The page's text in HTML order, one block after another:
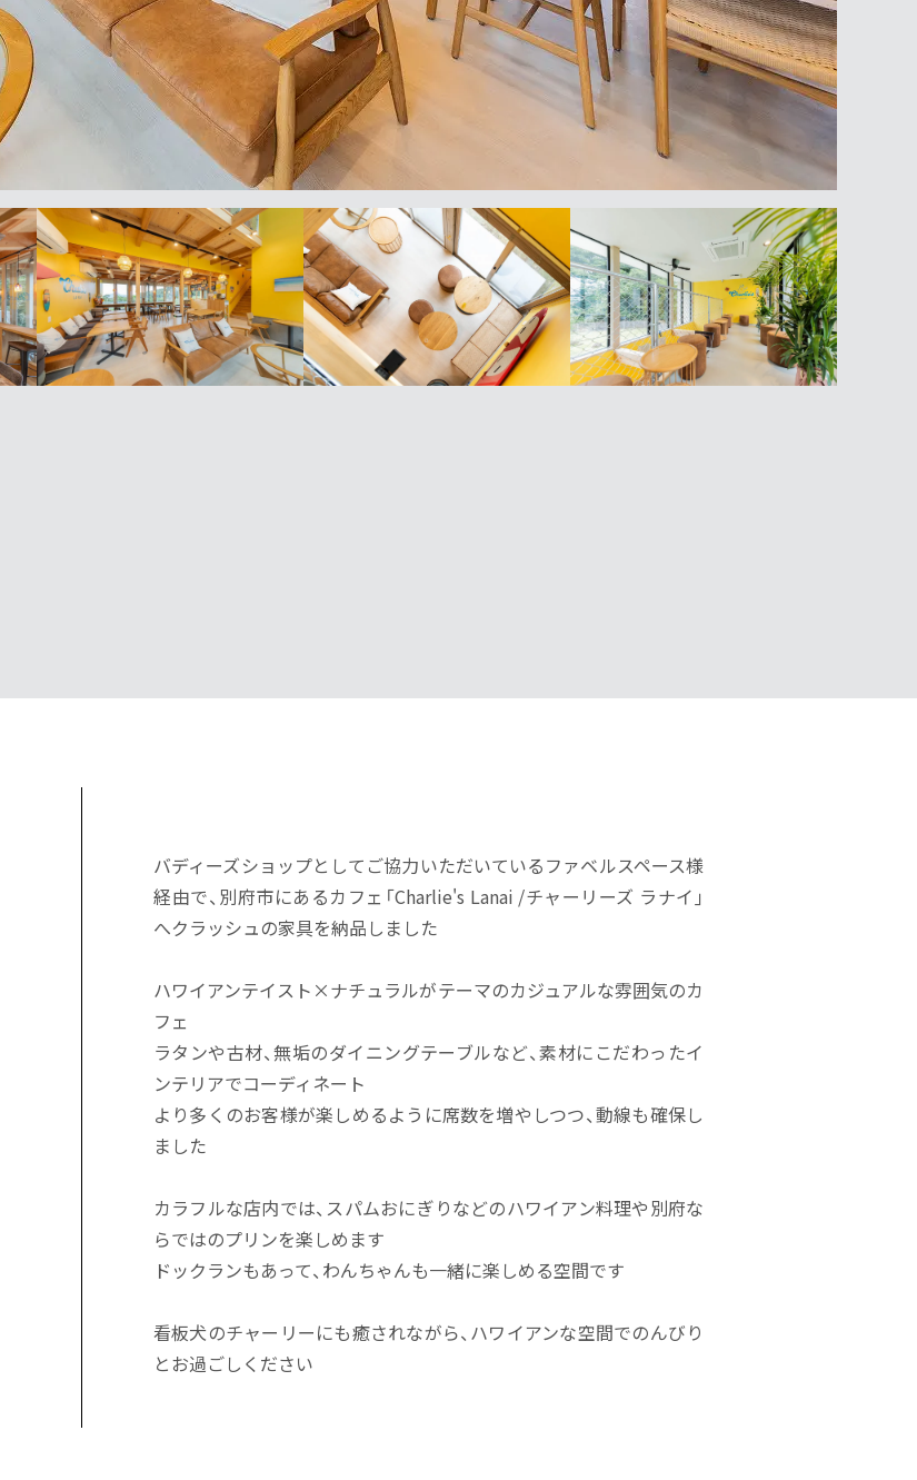
バディーズショップとしてご協力いただいているファベルスペース様
経由で、別府市にあるカフェ「Charlie's Lanai /チャーリーズ ラナイ｣
へクラッシュの家具を納品しました
ハワイアンテイスト×ナチュラルがテーマのカジュアルな雰囲気のカ
フェ
ラタンや古材、無垢のダイニングテーブルなど、素材にこだわったイ
ンテリアでコーディネート
より多くのお客様が楽しめるように席数を増やしつつ、動線も確保し
ました
カラフルな店内では、スパムおにぎりなどのハワイアン料理や別府な
らではのプリンを楽しめます
ドックランもあって、わんちゃんも一緒に楽しめる空間です
看板犬のチャーリーにも癒されながら、ハワイアンな空間でのんびり
とお過ごしください